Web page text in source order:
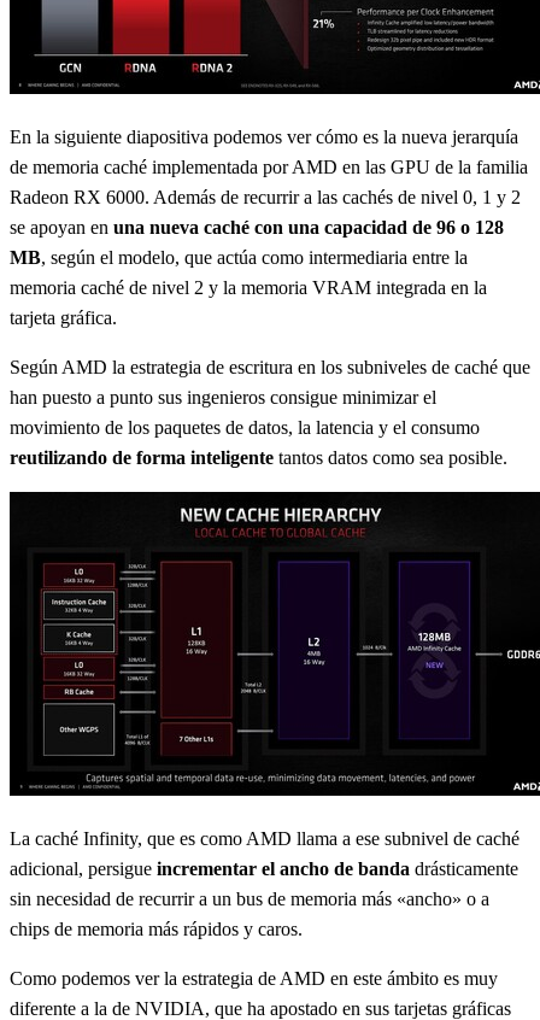
En la siguiente diapositiva podemos ver cómo es la nueva jerarquía
de memoria caché implementada por AMD en las GPU de la familia
Radeon RX 6000. Además de recurrir a las cachés de nivel 0, 1 y 2
se apoyan en una nueva caché con una capacidad de 96 o 128
MB, según el modelo, que actúa como intermediaria entre la
memoria caché de nivel 2 y la memoria VRAM integrada en la
tarjeta gráfica.
Según AMD la estrategia de escritura en los subniveles de caché que
han puesto a punto sus ingenieros consigue minimizar el
movimiento de los paquetes de datos, la latencia y el consumo
reutilizando de forma inteligente tantos datos como sea posible.
La caché Infinity, que es como AMD llama a ese subnivel de caché
adicional, persigue incrementar el ancho de banda drásticamente
sin necesidad de recurrir a un bus de memoria más «ancho» o a
chips de memoria más rápidos y caros.
Como podemos ver la estrategia de AMD en este ámbito es muy
diferente a la de NVIDIA, que ha apostado en sus tarjetas gráficas